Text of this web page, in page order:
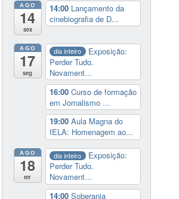
AGO
14
sex
14:00 Lançamento da
cinebiografia de D...
AGO
17
seg
dia inteiro
Exposição:
Perder Tudo.
Novament...
16:00 Curso de formação
em Jornalismo ...
19:00 Aula Magna do
IELA: Homenagem ao...
AGO
18
ter
dia inteiro
Exposição:
Perder Tudo.
Novament...
14:00 Soberania